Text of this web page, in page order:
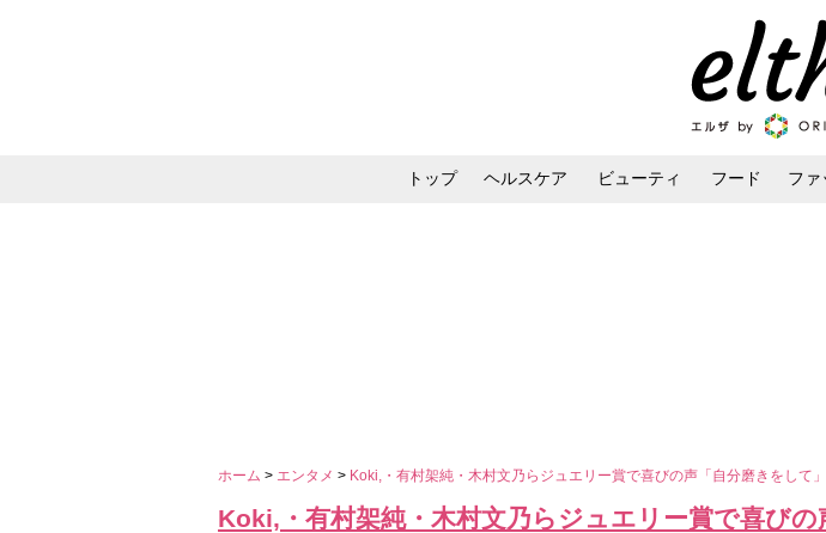
トップ ヘルスケア ビューティ フード ファ
ホーム > エンタメ > Koki,・有村架純・木村文乃らジュエリー賞で喜びの声「自分磨きをして」
Koki,・有村架純・木村文乃らジュエリー賞で喜びの